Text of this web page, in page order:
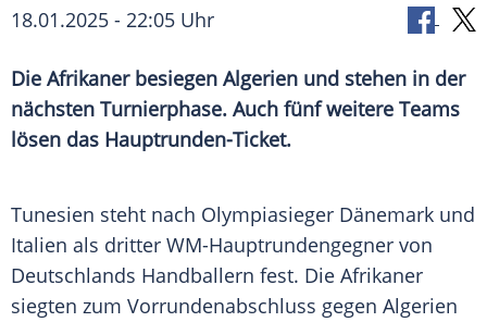
18.01.2025 - 22:05 Uhr
Die Afrikaner besiegen Algerien und stehen in der
nächsten Turnierphase. Auch fünf weitere Teams
lösen das Hauptrunden-Ticket.
Tunesien steht nach Olympiasieger Dänemark und
Italien als dritter WM-Hauptrundengegner von
Deutschlands Handballern fest. Die Afrikaner
siegten zum Vorrundenabschluss gegen Algerien